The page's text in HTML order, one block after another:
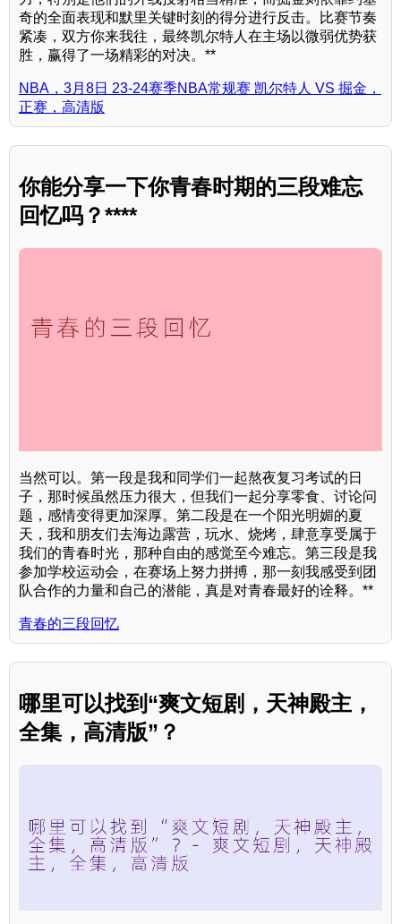
奇的全面表现和默里关键时刻的得分进行反击。比赛节奏
紧凑，双方你来我往，最终凯尔特人在主场以微弱优势获
胜，赢得了一场精彩的对决。**
NBA，3月8日 23-24赛季NBA常规赛 凯尔特人 VS 掘金，
正赛，高清版
你能分享一下你青春时期的三段难忘
回忆吗？****
当然可以。第一段是我和同学们一起熬夜复习考试的日
子，那时候虽然压力很大，但我们一起分享零食、讨论问
题，感情变得更加深厚。第二段是在一个阳光明媚的夏
天，我和朋友们去海边露营，玩水、烧烤，肆意享受属于
我们的青春时光，那种自由的感觉至今难忘。第三段是我
参加学校运动会，在赛场上努力拼搏，那一刻我感受到团
队合作的力量和自己的潜能，真是对青春最好的诠释。**
青春的三段回忆
哪里可以找到“爽文短剧，天神殿主，
全集，高清版”？